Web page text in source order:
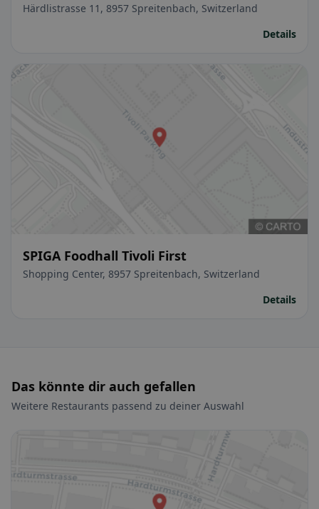
Härdlistrasse 11, 8957 Spreitenbach, Switzerland
Details
SPIGA Foodhall Tivoli First
Shopping Center, 8957 Spreitenbach, Switzerland
Details
Das könnte dir auch gefallen
Weitere Restaurants passend zu deiner Auswahl